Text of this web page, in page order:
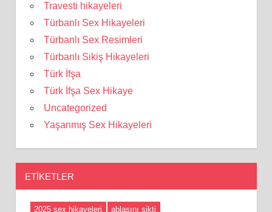
Travesti hikayeleri
Türbanlı Sex Hikayeleri
Türbanlı Sex Resimleri
Türbanlı Sikiş Hikayeleri
Türk İfşa
Türk İfşa Sex Hikaye
Uncategorized
Yaşanmış Sex Hikayeleri
ETIKETLER
2025 sex hikayeleri
ablasını sikti